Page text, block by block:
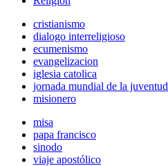
cristianismo
dialogo interreligioso
ecumenismo
evangelizacion
iglesia catolica
jornada mundial de la juventud
misionero
misa
papa francisco
sinodo
viaje apostólico